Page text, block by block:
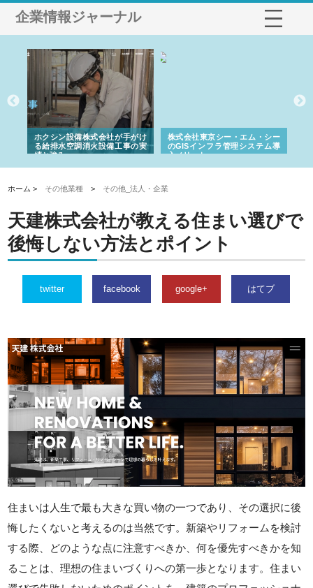
企業情報ジャーナル
ホクシン設備株式会社が手がけ
る給排水空調消火設備工事の実
績と強み
株式会社東京シー・エム・シー
のGISインフラ管理システム導
入メリット
株式会社
から陸上
由
ホーム > その他業種 > その他_法人・企業
天建株式会社が教える住まい選びで
後悔しない方法とポイント
twitter facebook google+ はてブ
住まいは人生で最も大きな買い物の一つであり、その選択に後
悔したくないと考えるのは当然です。新築やリフォームを検討
する際、どのような点に注意すべきか、何を優先すべきかを知
ることは、理想の住まいづくりへの第一歩となります。住まい